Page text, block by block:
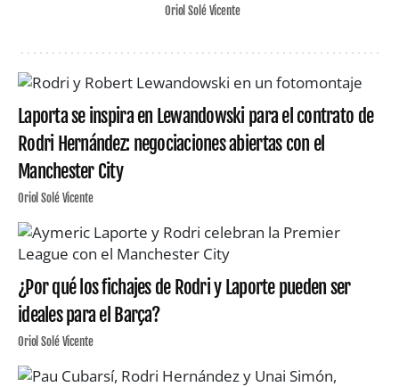
Oriol Solé Vicente
Laporta se inspira en Lewandowski para el contrato de
Rodri Hernández: negociaciones abiertas con el
Manchester City
Oriol Solé Vicente
¿Por qué los fichajes de Rodri y Laporte pueden ser
ideales para el Barça?
Oriol Solé Vicente